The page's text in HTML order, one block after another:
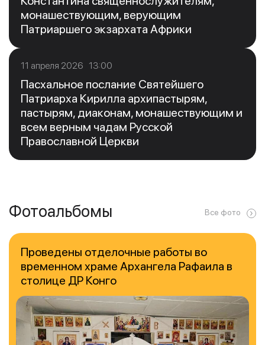
монашествующим, верующим
Патриаршего экзархата Африки
11 апреля 2026 13:00
Пасхальное послание Святейшего
Патриарха Кирилла архипастырям,
пастырям, диаконам, монашествующим и
всем верным чадам Русской
Православной Церкви
Фотоальбомы Все фото
Проведены отделочные работы во
временном храме Архангела Рафаила в
столице ДР Конго